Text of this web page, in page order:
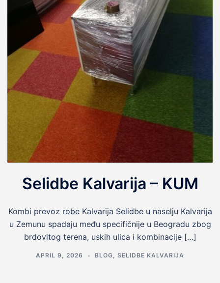
Selidbe Kalvarija – KUM
Kombi prevoz robe Kalvarija Selidbe u naselju Kalvarija
u Zemunu spadaju među specifičnije u Beogradu zbog
brdovitog terena, uskih ulica i kombinacije […]
APRIL 9, 2026 BLOG, SELIDBE KALVARIJA